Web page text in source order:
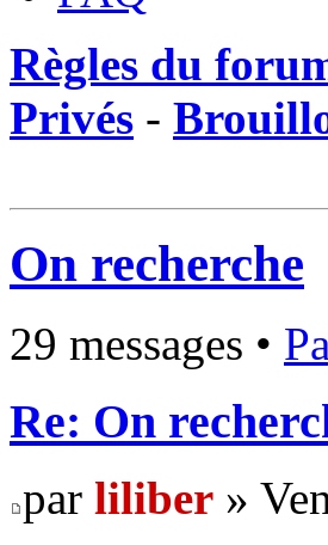
Règles du
Privés -
On recherche
29 messages •
Re: On
par liliber »